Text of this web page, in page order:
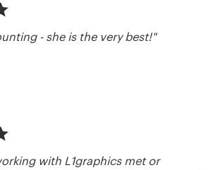
- she is the very best!"
with L1graphics met or